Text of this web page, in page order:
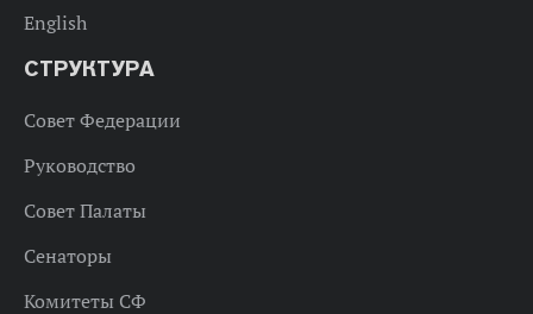
English
СТРУКТУРА
Совет Федерации
Руководство
Совет Палаты
Сенаторы
Комитеты СФ